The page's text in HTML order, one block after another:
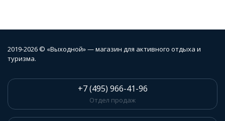
2019-2026 © «Выходной» — магазин для активного отдыха и
туризма.
+7 (495) 966-41-96
Отдел продаж